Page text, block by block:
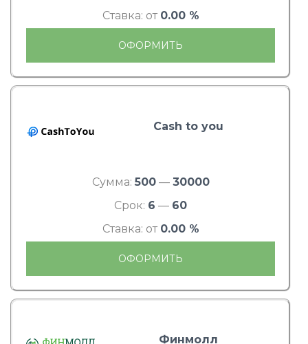
Ставка: от 0.00 %
ОФОРМИТЬ
Cash to you
Сумма: 500— 30000
Срок: 6 — 60
Ставка: от 0.00 %
ОФОРМИТЬ
Финмолл